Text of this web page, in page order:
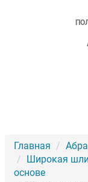
Главная
Широкая
основе